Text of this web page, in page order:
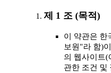
제 1 조 (목적)
이 약관은 한
보원"라 함)
의 웹사이트(
관한 조건 및